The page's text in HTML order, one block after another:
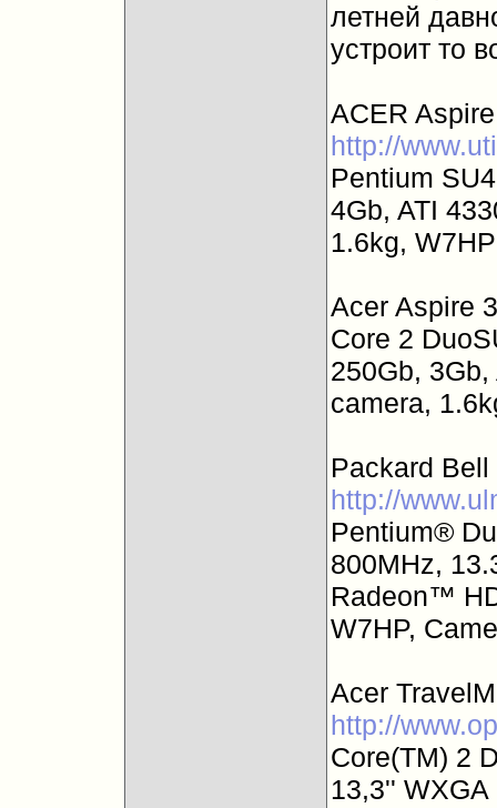
летней
устроит то
ACER
http://
Pentium
4Gb, ATI
1.6kg, W7HP
Acer Aspire
Core 2
250Gb,
camera,
Packard
http://
Pentium®
800MHz,
Radeon™
W7HP,
Acer
http://
Core(TM) 2
13,3''